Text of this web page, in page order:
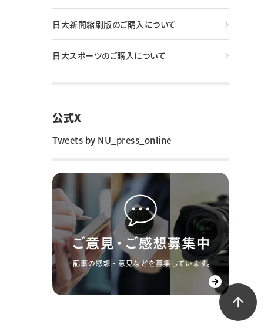
日大新聞縮刷版のご購入について
日大スポーツのご購入について
公式X
Tweets by NU_press_online